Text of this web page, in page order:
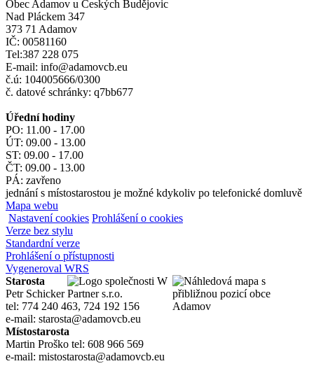
Obec Adamov u Českých Budějovic
Nad Pláckem 347
373 71 Adamov
IČ: 00581160
Tel:387 228 075
E-mail: info@adamovcb.eu
č.ú: 104005666/0300
č. datové schránky: q7bb677
Úřední hodiny
PO: 11.00 - 17.00
ÚT: 09.00 - 13.00
ST: 09.00 - 17.00
ČT: 09.00 - 13.00
PÁ: zavřeno
jednání s místostarostou je možné kdykoliv po telefonické domluvě
Mapa webu
Nastavení cookies Prohlášení o cookies
Verze bez stylu
Standardní verze
Prohlášení o přístupnosti
Vygeneroval WRS
Starosta
Petr Schicker
tel: 774 240 463, 724 192 156
e-mail: starosta@adamovcb.eu
Místostarosta
Martin Proško tel: 608 966 569
e-mail: mistostarosta@adamovcb.eu